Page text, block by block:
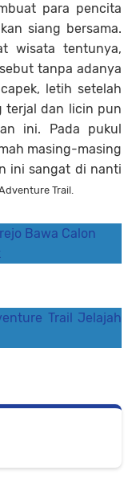
para pencita
siang bersama.
wisata tentunya,
tanpa adanya
letih setelah
terjal dan licin pun
ini. Pada pukul
masing-masing
ini sangat di nanti
Trail.
Bawa Calon
Trail Jelajah